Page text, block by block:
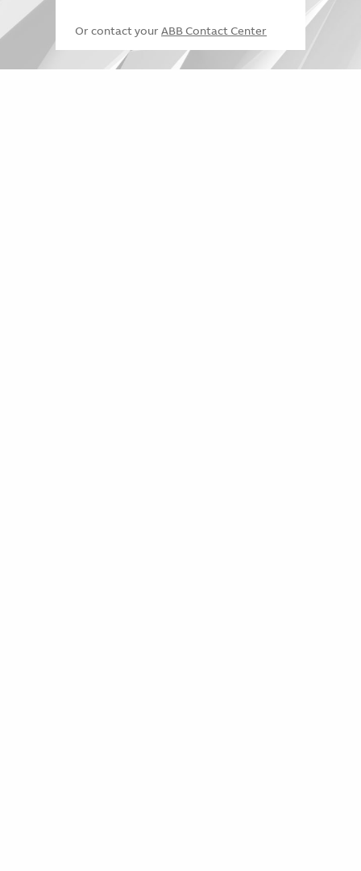
Or contact your ABB Contact Center